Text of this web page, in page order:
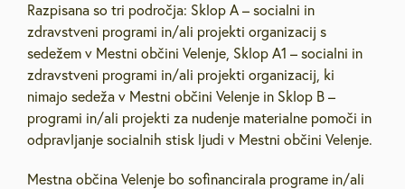
Razpisana so tri področja: Sklop A – socialni in
zdravstveni programi in/ali projekti organizacij s
sedežem v Mestni občini Velenje, Sklop A1 – socialni in
zdravstveni programi in/ali projekti organizacij, ki
nimajo sedeža v Mestni občini Velenje in Sklop B –
programi in/ali projekti za nudenje materialne pomoči in
odpravljanje socialnih stisk ljudi v Mestni občini Velenje.
Mestna občina Velenje bo sofinancirala programe in/ali